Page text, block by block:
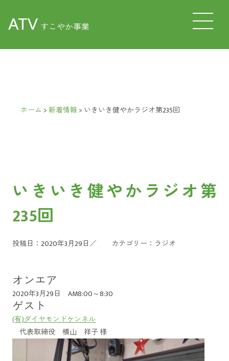
ATV すこやか事業
ホーム >新着情報> いきいき健やかラジオ第235回
いきいき健やかラジオ第
235回
投稿日：2020年3月29日／ カテゴリー： ラジオ
オンエア
2020年3月29日 AM8:00～8:30
ゲスト
(有)ダイヤモンドケンネル
代表取締役 横山 祥子 様